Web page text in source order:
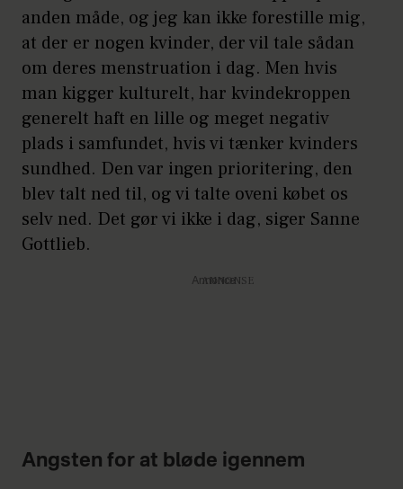
anden måde, og jeg kan ikke forestille mig,
at der er nogen kvinder, der vil tale sådan
om deres menstruation i dag. Men hvis
man kigger kulturelt, har kvindekroppen
generelt haft en lille og meget negativ
plads i samfundet, hvis vi tænker kvinders
sundhed. Den var ingen prioritering, den
blev talt ned til, og vi talte oveni købet os
selv ned. Det gør vi ikke i dag, siger Sanne
Gottlieb.
Annonce
Angsten for at bløde igennem